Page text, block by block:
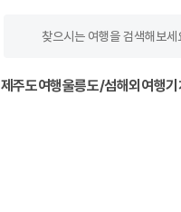
제주도여행울릉도/섬해외여행기